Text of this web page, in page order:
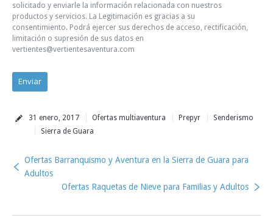
solicitado y enviarle la información relacionada con nuestros
productos y servicios. La Legitimación es gracias a su
consentimiento. Podrá ejercer sus derechos de acceso, rectificación,
limitación o supresión de sus datos en
vertientes@vertientesaventura.com
31 enero, 2017 Ofertas multiaventura Prepyr
Senderismo
Sierra de Guara
Ofertas Barranquismo y Aventura en la Sierra de Guara para
Adultos
Ofertas Raquetas de Nieve para Familias y Adultos